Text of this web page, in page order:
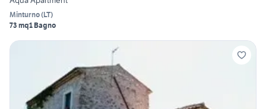
Minturno(LT)
73 mq1 Bagno